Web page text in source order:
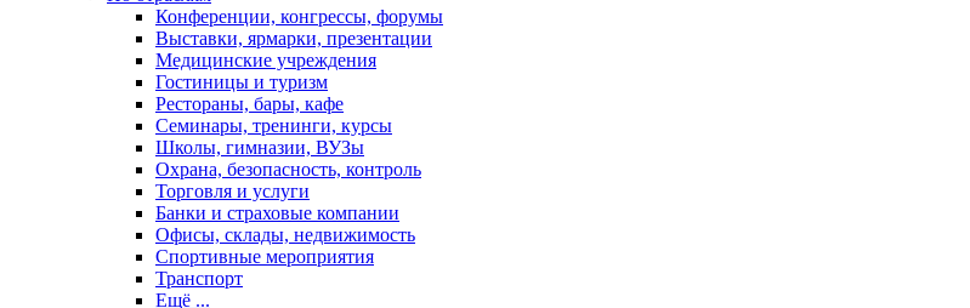
Конференции, конгрессы, форумы
Выставки, ярмарки, презентации
Медицинские учреждения
Гостиницы и туризм
Рестораны, бары, кафе
Семинары, тренинги, курсы
Школы, гимназии, ВУЗы
Охрана, безопасность, контроль
Торговля и услуги
Банки и страховые компании
Офисы, склады, недвижимость
Спортивные мероприятия
Транспорт
Ещё ...